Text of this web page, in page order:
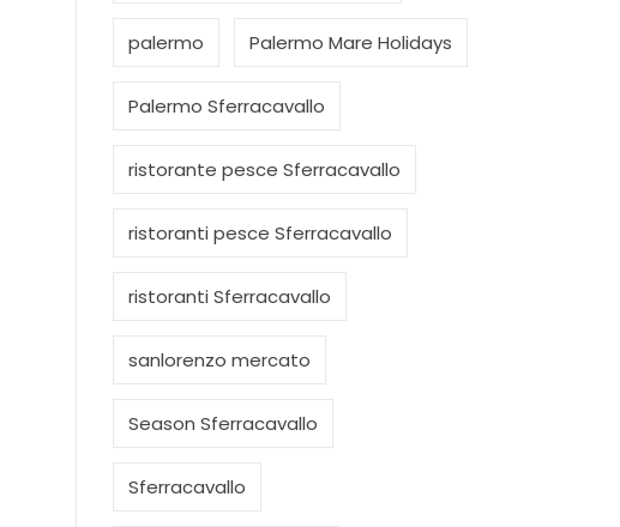
palermo Palermo Mare Holidays
Palermo Sferracavallo
ristorante pesce Sferracavallo
ristoranti pesce Sferracavallo
ristoranti Sferracavallo
sanlorenzo mercato
Season Sferracavallo
Sferracavallo